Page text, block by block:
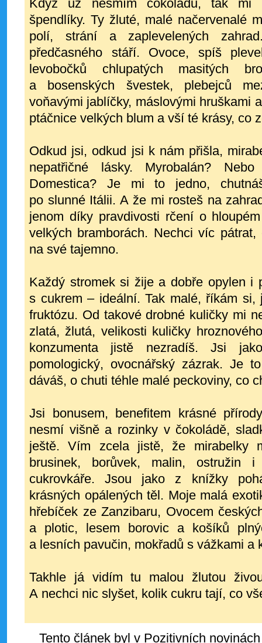
Když už nesmím čokoládu, tak mi
špendlíky. Ty žluté, malé načervenalé
polí, strání a zaplevelených
předčasného stáří. Ovoce, spíš
levobočků chlupatých masitých
a bosenských švestek, plebejců
voňavými jablíčky, máslovými hruškami
ptáčnice velkých blum a vší té krásy, co
Odkud jsi, odkud jsi k nám přišla,
nepatřičné lásky. Myrobalán?
Domestica? Je mi to jedno,
po slunné Itálii. A že mi rosteš na
jenom díky pravdivosti rčení o
velkých bramborách. Nechci víc
na své tajemno.
Každý stromek si žije a dobře opylen i
s cukrem – ideální. Tak malé, říkám si,
fruktózu. Od takové drobné kuličky mi
zlatá, žlutá, velikosti kuličky
konzumenta jistě nezradíš. Jsi
pomologický, ovocnářský zázrak. Je
dáváš, o chuti téhle malé peckoviny, co
Jsi bonusem, benefitem krásné
nesmí višně a rozinky v čokoládě,
ještě. Vím zcela jistě, že mirabelky
brusinek, borůvek, malin, ostružin
cukrovkáře. Jsou jako z knížky
krásných opálených těl. Moje malá
hřebíček ze Zanzibaru, Ovocem
a plotic, lesem borovic a košíků
a lesních pavučin, mokřadů s vážkami a
Takhle já vidím tu malou žlutou
A nechci nic slyšet, kolik cukru tají, co
Tento článek byl v Pozitivních